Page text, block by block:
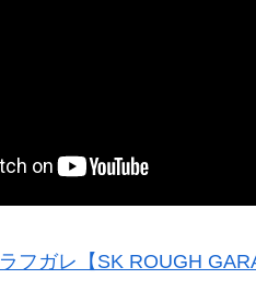
ラフガレ【SK ROUGH